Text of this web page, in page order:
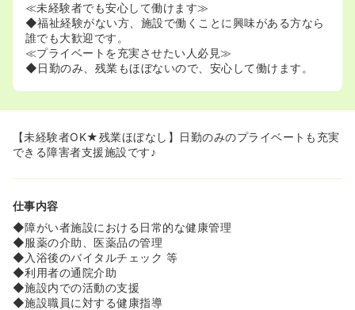
≪未経験者でも安心して働けます≫
◆福祉経験がない方、施設で働くことに興味がある方なら
誰でも大歓迎です。
≪プライベートを充実させたい人必見≫
◆日勤のみ、残業もほぼないので、安心して働けます。
【未経験者OK★残業ほぼなし】日勤のみのプライベートも充実
できる障害者支援施設です♪
仕事内容
◆障がい者施設における日常的な健康管理
◆服薬の介助、医薬品の管理
◆入浴後のバイタルチェック 等
◆利用者の通院介助
◆施設内での活動の支援
◆施設職員に対する健康指導